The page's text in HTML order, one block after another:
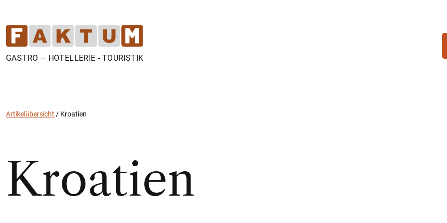
GASTRO – HOTELLERIE - TOURISTIK
Artikelübersicht / Kroatien
Kroatien